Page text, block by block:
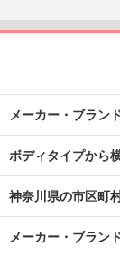
メーカー・ブラン
ボディタイプから
神奈川県の市区町
メーカー・ブラン